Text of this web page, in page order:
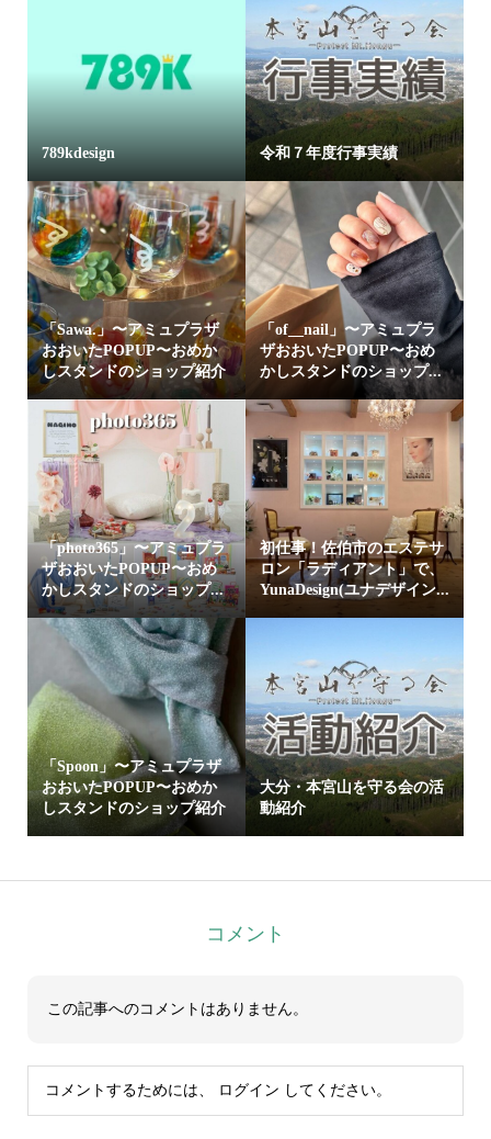
789kdesign 令和７年度行事実績
「Sawa.」〜アミュプラザ
おおいたPOPUP〜おめか
しスタンドのショップ紹介
「of__nail」〜アミュプラ
ザおおいたPOPUP〜おめ
かしスタンドのショップ...
「photo365」〜アミュプラ
ザおおいたPOPUP〜おめ
かしスタンドのショップ...
初仕事！佐伯市のエステサ
ロン「ラディアント」で、
YunaDesign(ユナデザイン...
「Spoon」〜アミュプラザ
おおいたPOPUP〜おめか
しスタンドのショップ紹介
大分・本宮山を守る会の活
動紹介
コメント
この記事へのコメントはありません。
コメントするためには、 ログイン してください。